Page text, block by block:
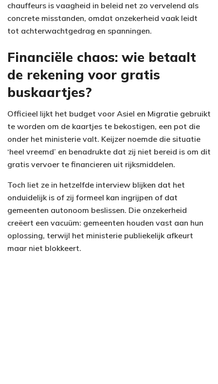
chauffeurs is vaagheid in beleid net zo vervelend als
concrete misstanden, omdat onzekerheid vaak leidt
tot achterwachtgedrag en spanningen.
Financiële chaos: wie betaalt
de rekening voor gratis
buskaartjes?
Officieel lijkt het budget voor Asiel en Migratie gebruikt
te worden om de kaartjes te bekostigen, een pot die
onder het ministerie valt. Keijzer noemde die situatie
‘heel vreemd’ en benadrukte dat zij niet bereid is om dit
gratis vervoer te financieren uit rijksmiddelen.
Toch liet ze in hetzelfde interview blijken dat het
onduidelijk is of zij formeel kan ingrijpen of dat
gemeenten autonoom beslissen. Die onzekerheid
creëert een vacuüm: gemeenten houden vast aan hun
oplossing, terwijl het ministerie publiekelijk afkeurt
maar niet blokkeert.